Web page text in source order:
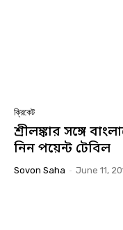
ক্রিকেট
শ্রীলঙ্কার সঙ্গে
নিন পয়েন্ট টেবিল
Sovon Saha - June 11,